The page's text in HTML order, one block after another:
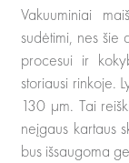
Vakuuminiai
sudėtimi, nes šie
procesui ir
storiausi rinkoje.
130 µm. Tai
neįgaus kartaus
bus išsaugoma